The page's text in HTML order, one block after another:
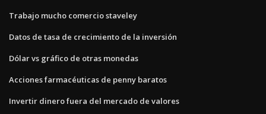
Trabajo mucho comercio staveley
Datos de tasa de crecimiento de la inversión
Dólar vs gráfico de otras monedas
Acciones farmacéuticas de penny baratos
Invertir dinero fuera del mercado de valores